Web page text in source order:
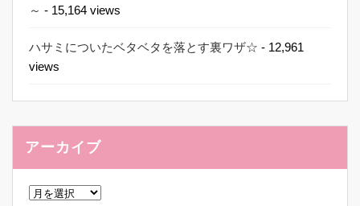
～ - 15,164 views
ハサミについたベタベタを落とす裏ワザ☆ - 12,961
views
アーカイブ
ア